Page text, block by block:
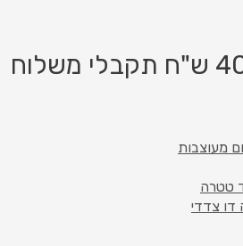
בקנייה מעל 400 ש"ח תקבלי משלוח
מעוצבות
טטרה
דו צדדי